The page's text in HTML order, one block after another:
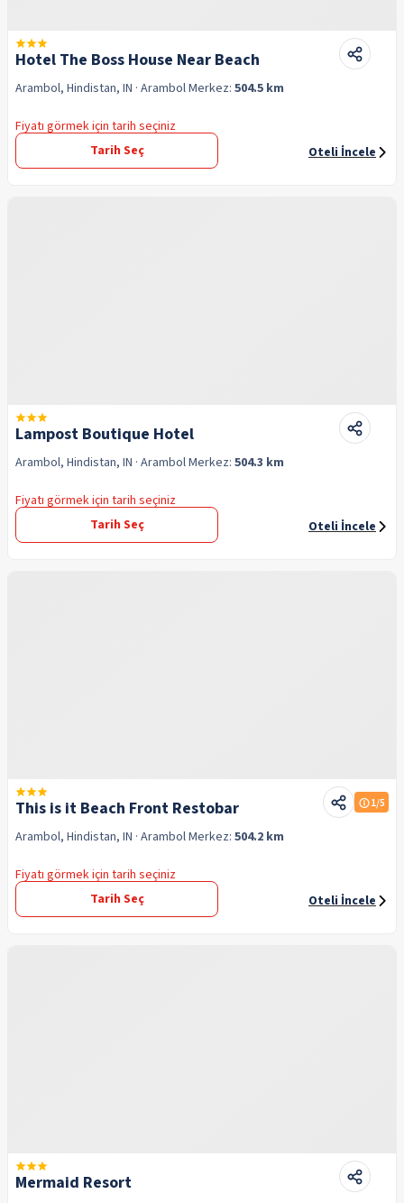
Hotel The Boss House Near Beach
Arambol, Hindistan, IN · ArambolMerkez: 504.5 km
Fiyatı görmek için tarih seçiniz
Tarih Seç
Oteli İncele
Lampost Boutique Hotel
Arambol, Hindistan, IN · ArambolMerkez: 504.3 km
Fiyatı görmek için tarih seçiniz
Tarih Seç
Oteli İncele
This is it Beach Front Restobar 1/5
Arambol, Hindistan, IN · ArambolMerkez: 504.2 km
Fiyatı görmek için tarih seçiniz
Tarih Seç
Oteli İncele
Mermaid Resort